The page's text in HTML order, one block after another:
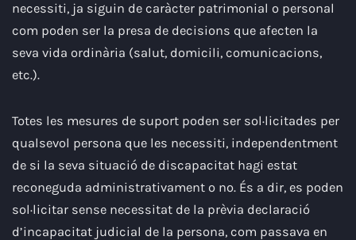
necessiti, ja siguin de caràcter patrimonial o personal
com poden ser la presa de decisions que afecten la
seva vida ordinària (salut, domicili, comunicacions,
etc.).
Totes les mesures de suport poden ser sol·licitades per
qualsevol persona que les necessiti, independentment
de si la seva situació de discapacitat hagi estat
reconeguda administrativament o no. És a dir, es poden
sol·licitar sense necessitat de la prèvia declaració
d’incapacitat judicial de la persona, com passava en